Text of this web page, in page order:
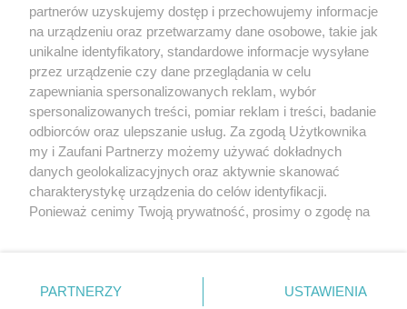
O FIRMIE POLITYKA PRYWATNOŚCI HOSTING
REKLAMA WSPÓŁPRACA RSS FACEBOOK KONTAKT
Nasze serwisy
Aktualności
Tcz24
Historia miasta
Muzyka i kultura
Archiwum wydarzeń
Zdjęcia miasta
partnerów uzyskujemy dostęp i przechowujemy informacje
na urządzeniu oraz przetwarzamy dane osobowe, takie jak
unikalne identyfikatory, standardowe informacje wysyłane
przez urządzenie czy dane przeglądania w celu
zapewniania spersonalizowanych reklam, wybór
spersonalizowanych treści, pomiar reklam i treści, badanie
odbiorców oraz ulepszanie usług. Za zgodą Użytkownika
my i Zaufani Partnerzy możemy używać dokładnych
danych geolokalizacyjnych oraz aktywnie skanować
charakterystykę urządzenia do celów identyfikacji.
Ponieważ cenimy Twoją prywatność, prosimy o zgodę na
znajdujący się w lewym dolnym rogu strony
. Niektóre
PARTNERZY USTAWIENIA